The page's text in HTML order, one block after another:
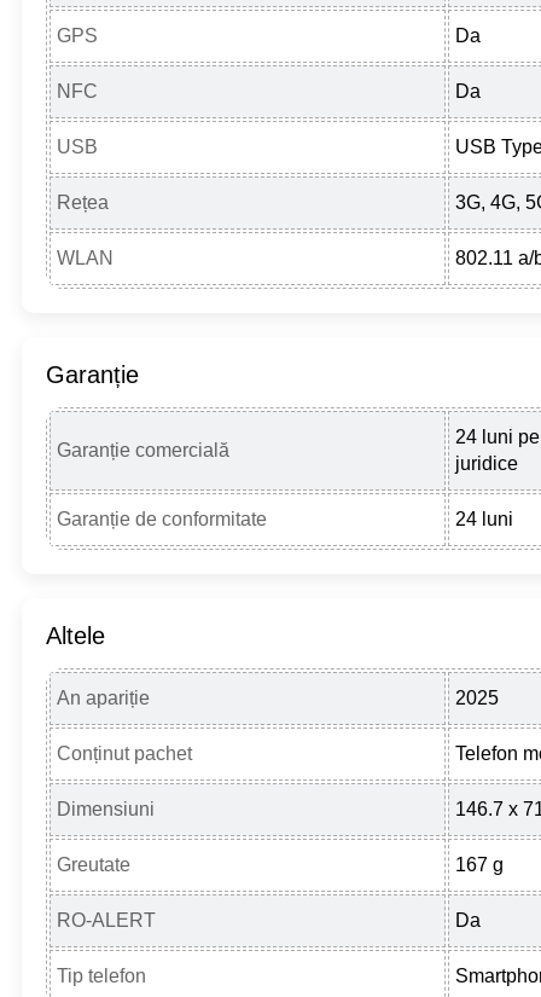
GPS Da
NFC Da
USB USB
Rețea 3G, 4G,
WLAN 802.11 a/
Garanție
Garanție comercială
24 luni
juridice
Garanție de conformitate 24 luni
Altele
An apariție 2025
Conținut pachet Telefon
Dimensiuni 146.7 x
Greutate 167 g
RO-ALERT Da
Tip telefon